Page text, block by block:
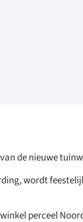
de nieuwe
wordt